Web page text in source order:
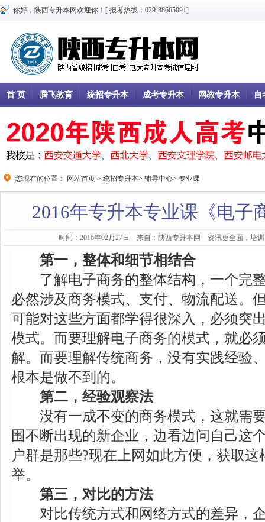
你好，陕西专升本网欢迎你！[ 报考热线：029-88665091]
首 页 腾飞教育 统招专升本 成考专升本 网教专升本 自
您现在的位置： 网站首页 > 统招专升本> 辅导中心> 专业课
2016年专升本专业课《电子
时间：2016年02月27日 来自：陕西专升本网 资讯更全面，培
第一，整体和细节相结合
了解电子商务的整体结构，一个完
必然涉及商务模式、支付、物流配送。
可能对这些方面都学得很深入，必须突
模式。而要理解电子商务的模式，就必
解。而要理解传统商务，没有实践经验
根本是做不到的。
第二，经验观察法
没有一成不变的商务模式，这就需
围不断出现的新企业，边看边问自己这
户群是那些?现在上网如此方便，获取
举。
第三，对比的方法
对比传统方式和网络方式的差异，